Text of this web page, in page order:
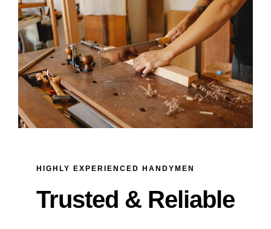
Oglasna ploča
Aktivnosti
HIGHLY EXPERIENCED HANDYMEN
Trusted & Reliable